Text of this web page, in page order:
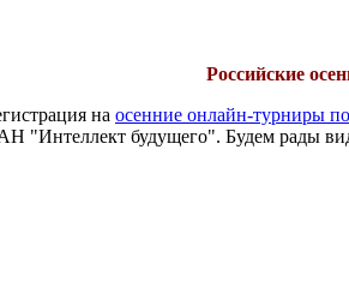
Российские
на осенние онлайн-турниры
"Интеллект будущего". Будем рады